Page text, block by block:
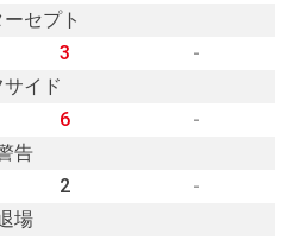
セプト
3
-
サイド
6
-
告
2
-
場